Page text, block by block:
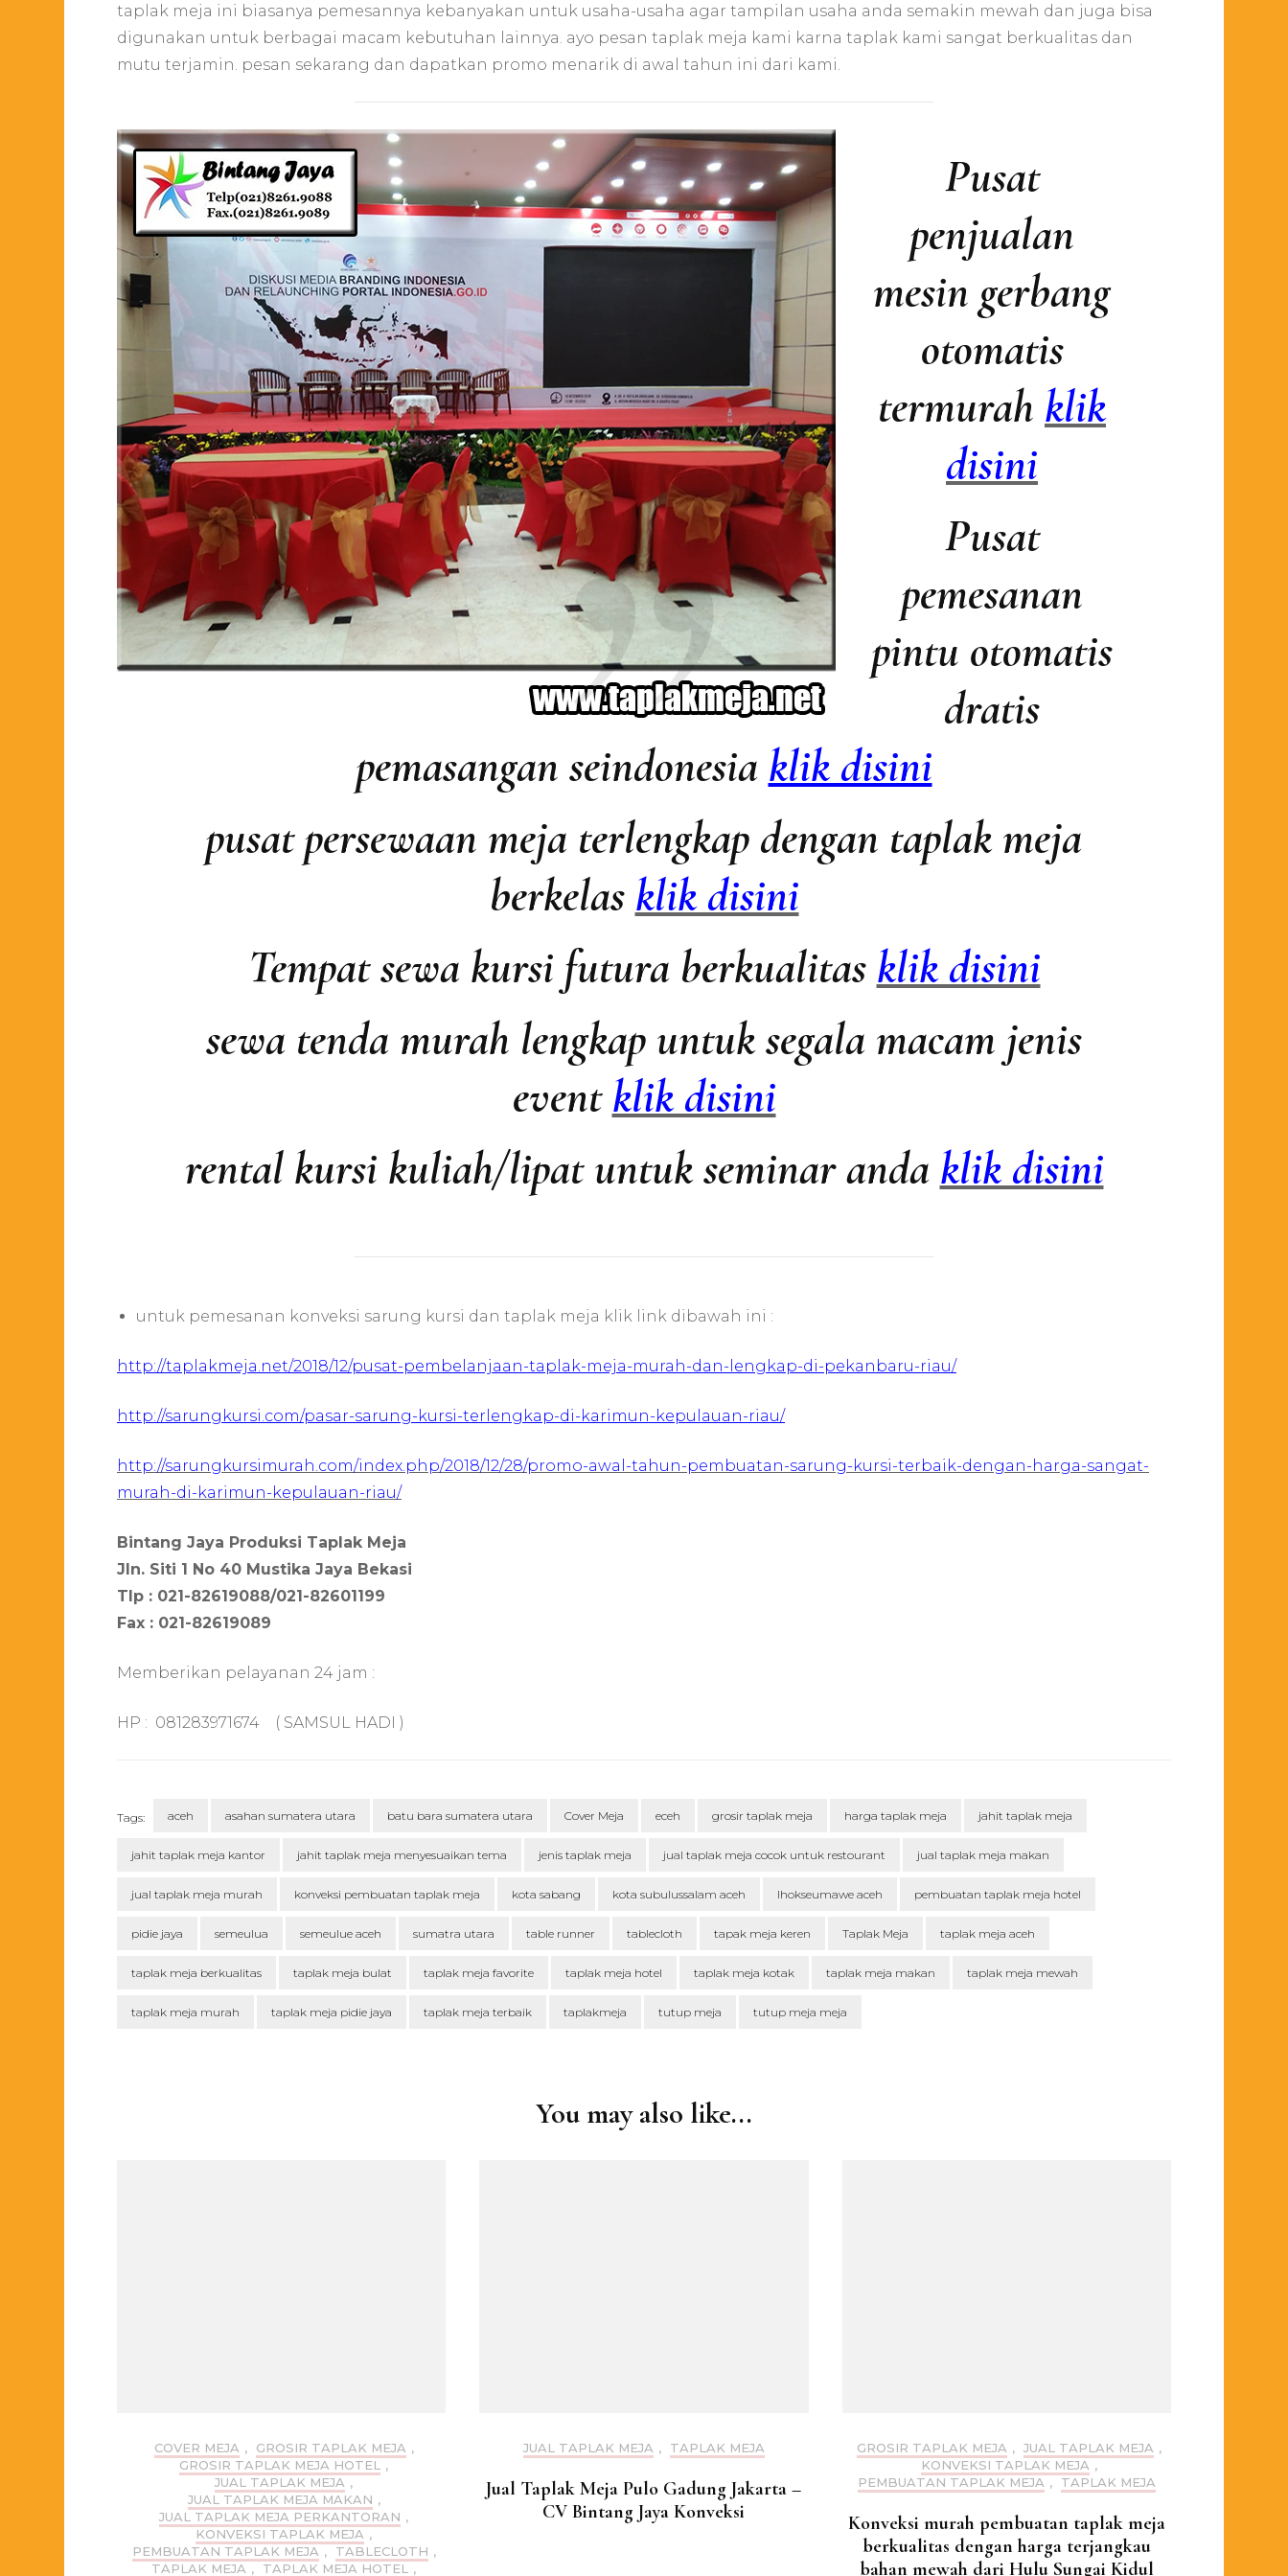
berkualitas
tinggi
taplak meja ini biasanya pemesannya kebanyakan untuk usaha-usaha agar tampilan usaha anda semakin mewah dan juga bisa
digunakan untuk berbagai macam kebutuhan lainnya. ayo pesan taplak meja kami karna taplak kami sangat berkualitas dan
mutu terjamin. pesan sekarang dan dapatkan promo menarik di awal tahun ini dari kami.
Pusat
penjualan
mesin gerbang
otomatis
termurah klik
disini
Pusat
pemesanan
pintu otomatis
dratis
pemasangan seindonesia klik disini
pusat persewaan meja terlengkap dengan taplak meja
berkelas klik disini
Tempat sewa kursi futura berkualitas klik disini
sewa tenda murah lengkap untuk segala macam jenis
eventklik disini
rental kursi kuliah/lipat untuk seminar anda klik disini
untuk pemesanan konveksi sarung kursi dan taplak meja klik link dibawah ini :
http://taplakmeja.net/2018/12/pusat-pembelanjaan-taplak-meja-murah-dan-lengkap-di-pekanbaru-riau/
http://sarungkursi.com/pasar-sarung-kursi-terlengkap-di-karimun-kepulauan-riau/
http://sarungkursimurah.com/index.php/2018/12/28/promo-awal-tahun-pembuatan-sarung-kursi-terbaik-dengan-harga-sangat-
murah-di-karimun-kepulauan-riau/
Bintang Jaya Produksi Taplak Meja
Jln. Siti 1 No 40 Mustika Jaya Bekasi
Tlp : 021-82619088/021-82601199
Fax : 021-82619089
Memberikan pelayanan 24 jam :
HP : 081283971674 ( SAMSUL HADI )
Tags: aceh asahan sumatera utara batu bara sumatera utara Cover Meja eceh grosir taplak meja harga taplak meja jahit taplak meja
jahit taplak meja kantor jahit taplak meja menyesuaikan tema jenis taplak meja jual taplak meja cocok untuk restourant jual taplak meja makan
jual taplak meja murah konveksi pembuatan taplak meja kota sabang kota subulussalam aceh lhokseumawe aceh pembuatan taplak meja hotel
pidie jaya semeulua semeulue aceh sumatra utara table runner tablecloth tapak meja keren Taplak Meja taplak meja aceh
taplak meja berkualitas taplak meja bulat taplak meja favorite taplak meja hotel taplak meja kotak taplak meja makan taplak meja mewah
taplak meja murah taplak meja pidie jaya taplak meja terbaik taplakmeja tutup meja tutup meja meja
You may also like...
COVER MEJA , GROSIR TAPLAK MEJA ,
GROSIR TAPLAK MEJA HOTEL
,
JUAL TAPLAK MEJA ,
JUAL TAPLAK MEJA MAKAN ,
JUAL TAPLAK MEJA PERKANTORAN ,
KONVEKSI TAPLAK MEJA ,
PEMBUATAN TAPLAK MEJA , TABLECLOTH ,
TAPLAK MEJA , TAPLAK MEJA HOTEL ,
JUAL TAPLAK MEJA , TAPLAK MEJA
Jual Taplak Meja Pulo Gadung Jakarta –
CV Bintang Jaya Konveksi
GROSIR TAPLAK MEJA , JUAL TAPLAK MEJA ,
KONVEKSI TAPLAK MEJA ,
PEMBUATAN TAPLAK MEJA , TAPLAK MEJA
Konveksi murah pembuatan taplak meja
berkualitas dengan harga terjangkau
bahan mewah dari Hulu Sungai Kidul